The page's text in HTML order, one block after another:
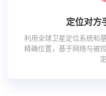
定位对方
利用全球卫星定位系统和
精确位置，基于网络与被